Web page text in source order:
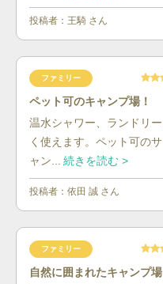
投稿者： 王騎 さん
ファミリー
ペット可のキャンプ場！
温水シャワー、ランドリ
く使えます。ペット可の
ャン...
続きを読む >
投稿者： 依田 誠 さん
ファミリー
自然に囲まれたキャンプ場